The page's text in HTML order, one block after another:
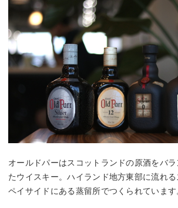
オールドパーはスコットランドの原酒をバ
たウイスキー。ハイランド地方東部に流れ
ペイサイドにある蒸留所でつくられています